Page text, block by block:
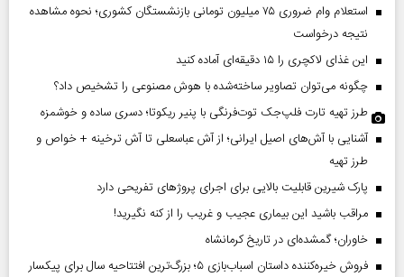
استعلام وام ضروری ۷۵ میلیون تومانی بازنشستگان کشوری؛ نحوه مشاهده
نتیجه درخواست
این غذای لاکچری را ۱۵ دقیقه‌ای آماده کنید
چگونه می‌توان تصاویر ساخته‌شده با هوش مصنوعی را تشخیص داد؟
طرز تهیه تارت فلپ‌جک توت‌فرنگی با پنیر ریکوتا؛ دسری ساده و خوشمزه
آشنایی با آش‌های اصیل ایرانی؛ از آش عباسعلی تا آش ترخینه + خواص و
طرز تهیه
پارک شیرین قابلیت‌ بالایی برای اجرای پروژهای تفریحی دارد
مراقب باشید این بیماری عجیب و غریب را از کنه نگیرید!
خاوران؛ گمشده‌ای در تاریخ کرمانشاه
فروش خیره‌کننده داستان اسباب‌بازی ۵؛ بزرگ‌ترین افتتاحیه سال برای پیکسار